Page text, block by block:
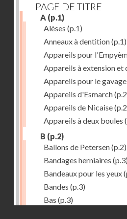
PAGE DE TITRE
A (p.1)
Alèses (p.1)
Anneaux à dentition(p.1)
Appareils pour
Appareils à extension
Appareils pour le gavage
Appareils d'Esmarch
Appareils de Nicaise
Appareils à deux boules
B (p.2)
Ballons de Petersen(p.2)
Bandages herniaires (p.3)
Bandeaux pour les yeux
Bandes (p.3)
Bas (p.3)